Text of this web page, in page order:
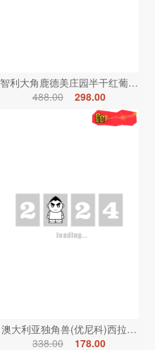
智利大角鹿德美庄园半干红葡萄酒
488.00
298.00
澳大利亚独角兽(优尼科)西拉红葡
338.00
178.00